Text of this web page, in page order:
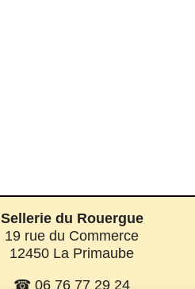
Sellerie du Rouergue
19 rue du Commerce
12450 La Primaube
☎ 06 76 77 29 24